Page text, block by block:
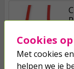
Cookies
Met cookies
helpen we je